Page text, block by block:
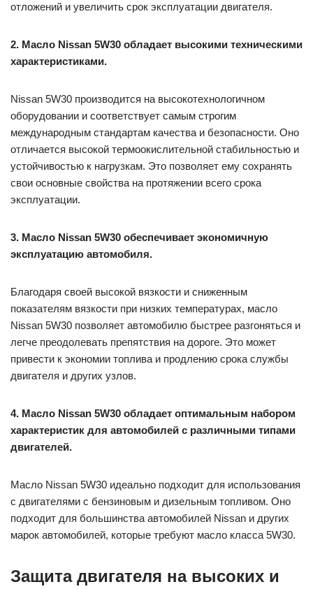
отложений и увеличить срок эксплуатации двигателя.
2. Масло Nissan 5W30 обладает высокими техническими
характеристиками.
Nissan 5W30 производится на высокотехнологичном
оборудовании и соответствует самым строгим
международным стандартам качества и безопасности. Оно
отличается высокой термоокислительной стабильностью и
устойчивостью к нагрузкам. Это позволяет ему сохранять
свои основные свойства на протяжении всего срока
эксплуатации.
3. Масло Nissan 5W30 обеспечивает экономичную
эксплуатацию автомобиля.
Благодаря своей высокой вязкости и сниженным
показателям вязкости при низких температурах, масло
Nissan 5W30 позволяет автомобилю быстрее разгоняться и
легче преодолевать препятствия на дороге. Это может
привести к экономии топлива и продлению срока службы
двигателя и других узлов.
4. Масло Nissan 5W30 обладает оптимальным набором
характеристик для автомобилей с различными типами
двигателей.
Масло Nissan 5W30 идеально подходит для использования
с двигателями с бензиновым и дизельным топливом. Оно
подходит для большинства автомобилей Nissan и других
марок автомобилей, которые требуют масло класса 5W30.
Защита двигателя на высоких и